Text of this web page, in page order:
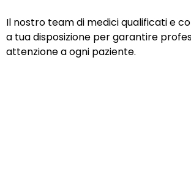
Il nostro team di medici qualificati e
a tua disposizione per garantire
attenzione a ogni paziente.